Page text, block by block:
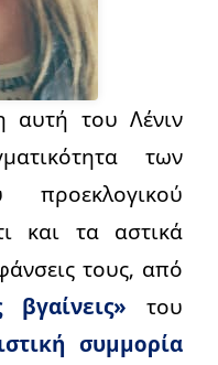
αυτή του Λένιν
των
και τα αστικά
τους, από
του
συμμορία